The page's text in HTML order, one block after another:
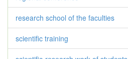
research school of the faculties
scientific training